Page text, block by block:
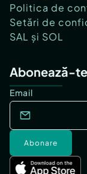
Politica de
Setări de
SAL și SOL
Abonează-
Email
Abonare